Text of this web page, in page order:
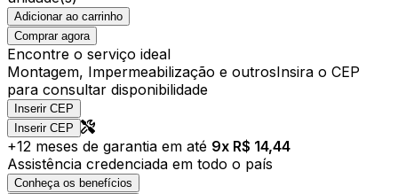
Adicionar ao carrinho
Comprar agora
Encontre o serviço ideal
Montagem, Impermeabilização e outrosInsira o CEP
para consultar disponibilidade
Inserir CEP
Inserir CEP
+12 meses de garantia em até 9x R$ 14,44
Assistência credenciada em todo o país
Conheça os benefícios